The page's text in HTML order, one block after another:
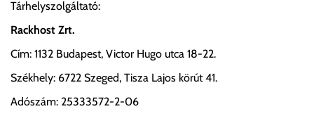
Tárhelyszolgáltató:
Rackhost Zrt.
Cím: 1132 Budapest, Victor Hugo utca 18-22.
Székhely: 6722 Szeged, Tisza Lajos körút 41.
Adószám: 25333572-2-06